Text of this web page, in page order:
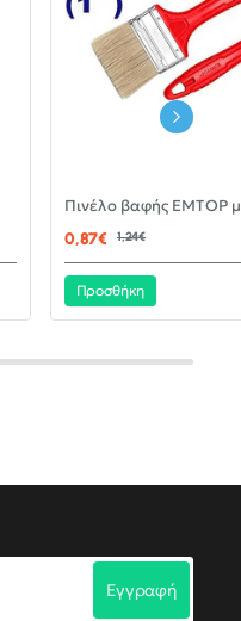
0,87€ 1,24€
Προσθήκη
Εγγραφή